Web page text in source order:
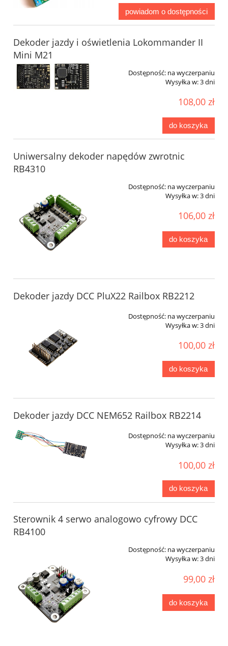
powiadom o dostępności
Dekoder jazdy i oświetlenia Lokommander II
Mini M21
Dostępność: na wyczerpaniu
Wysyłka w:3 dni
108,00 zł
do koszyka
Uniwersalny dekoder napędów zwrotnic
RB4310
Dostępność: na wyczerpaniu
Wysyłka w:3 dni
106,00 zł
do koszyka
Dekoder jazdy DCC PluX22 Railbox RB2212
Dostępność: na wyczerpaniu
Wysyłka w:3 dni
100,00 zł
do koszyka
Dekoder jazdy DCC NEM652 Railbox RB2214
Dostępność: na wyczerpaniu
Wysyłka w:3 dni
100,00 zł
do koszyka
Sterownik 4 serwo analogowo cyfrowy DCC
RB4100
Dostępność: na wyczerpaniu
Wysyłka w:3 dni
99,00 zł
do koszyka